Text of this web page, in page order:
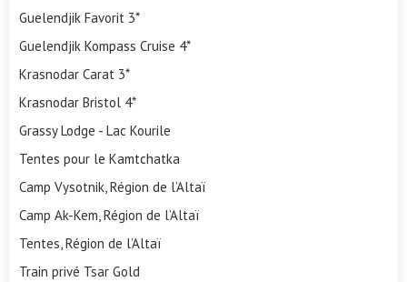
Guelendjik Favorit 3*
Guelendjik Kompass Cruise 4*
Krasnodar Carat 3*
Krasnodar Bristol 4*
Grassy Lodge - Lac Kourile
Tentes pour le Kamtchatka
Camp Vysotnik, Région de l’Altaï
Camp Ak-Kem, Région de l’Altaï
Tentes, Région de l’Altaï
Train privé Tsar Gold